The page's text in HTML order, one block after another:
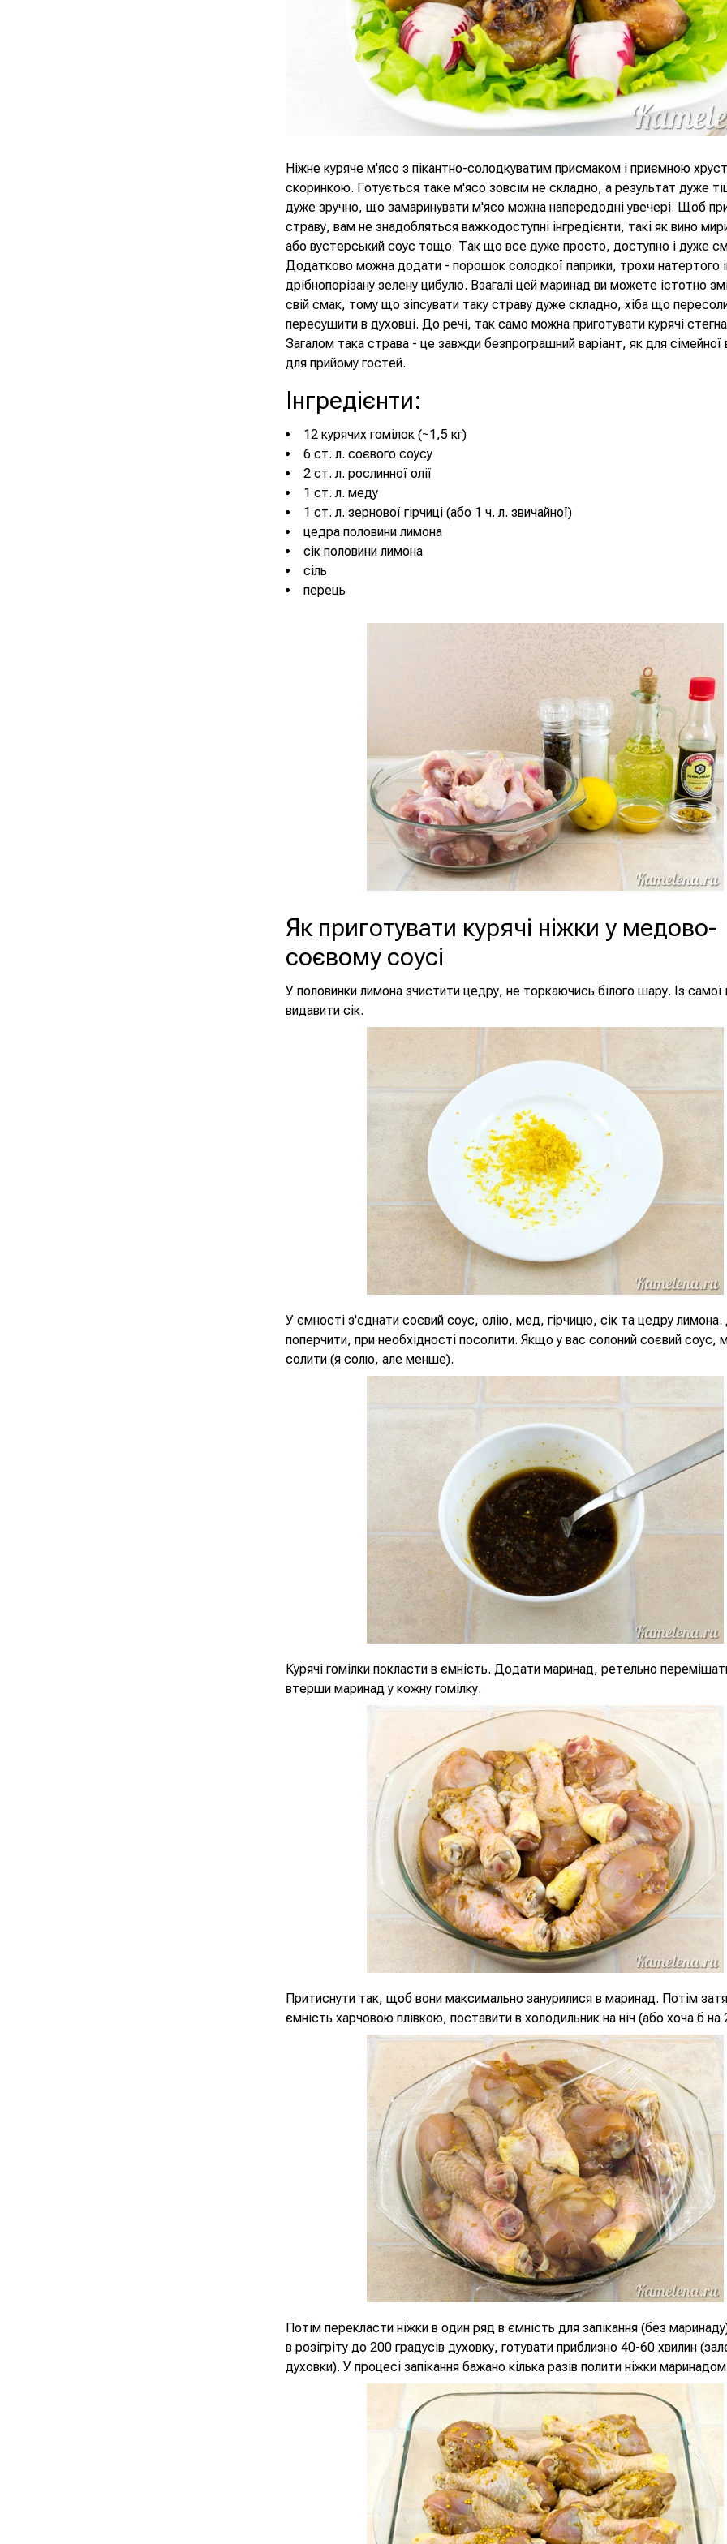
Ніжне куряче м'ясо з пікантно-солодкуватим присмаком і приємною
скоринкою. Готується таке м'ясо зовсім не складно, а результат дуже
дуже зручно, що замаринувати м'ясо можна напередодні увечері. Щоб
страву, вам не знадобляться важкодоступні інгредієнти, такі як вино
або вустерський соус тощо. Так що все дуже просто, доступно і дуже
Додатково можна додати - порошок солодкої паприки, трохи натертого
дрібнопорізану зелену цибулю. Взагалі цей маринад ви можете істотно
свій смак, тому що зіпсувати таку страву дуже складно, хіба що
пересушити в духовці. До речі, так само можна приготувати курячі
Загалом така страва - це завжди безпрограшний варіант, як для сімейної
для прийому гостей.
Інгредієнти:
12 курячих гомілок (~1,5 кг)
6 ст. л. соєвого соусу
2 ст. л. рослинної олії
1 ст. л. меду
1 ст. л. зернової гірчиці (або 1 ч. л. звичайної)
цедра половини лимона
сік половини лимона
сіль
перець
Як приготувати курячі ніжки у медово-
соєвому соусі
У половинки лимона зчистити цедру, не торкаючись білого шару. Із самої
видавити сік.
У ємності з'єднати соєвий соус, олію, мед, гірчицю, сік та цедру
поперчити, при необхідності посолити. Якщо у вас солоний соєвий соус,
солити (я солю, але менше).
Курячі гомілки покласти в ємність. Додати маринад, ретельно
втерши маринад у кожну гомілку.
Притиснути так, щоб вони максимально занурилися в маринад. Потім
ємність харчовою плівкою, поставити в холодильник на ніч (або хоча б на
Потім перекласти ніжки в один ряд в ємність для запікання (без
в розігріту до 200 градусів духовку, готувати приблизно 40-60 хвилин
духовки). У процесі запікання бажано кілька разів полити ніжки